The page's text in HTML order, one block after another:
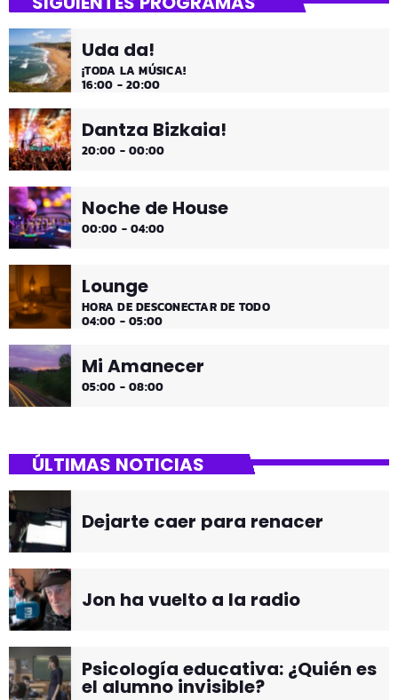
Las décadas de lo 50, 60. 70 y 80 los medios días y
comienzo de tarde de los fines de semana, de 2 a 4.
¡Disfruta!
Uda da!
¡TODA LA MÚSICA!
16:00 - 20:00
Dantza Bizkaia!
20:00 - 00:00
Noche de House
00:00 - 04:00
Lounge
HORA DE DESCONECTAR DE TODO
04:00 - 05:00
Mi Amanecer
05:00 - 08:00
ÚLTIMAS NOTICIAS
Dejarte caer para renacer
Jon ha vuelto a la radio
Psicología educativa: ¿Quién es
el alumno invisible?